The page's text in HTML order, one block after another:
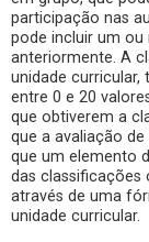
participação nas
pode incluir um ou
anteriormente. A
unidade
entre 0 e 20
que obtiverem a
que a avaliação
que um elemento
das classificações
através de uma
unidade curricular.